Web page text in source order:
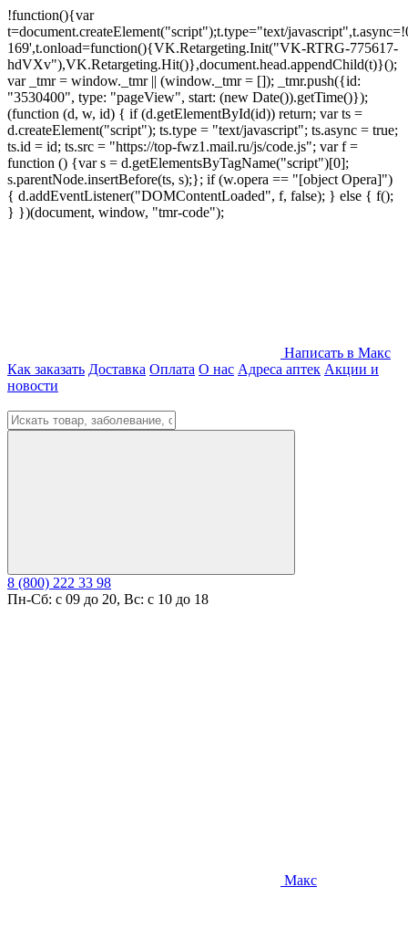
!function(){var
t=document.createElement("script");t.type="text/
169',t.onload=function(){VK.Retargeting.Init("VK-RTRG-775617-
hdVXv"),VK.Retargeting.Hit()},document.head.appendChild(t)}();
var _tmr = window._tmr || (window._tmr = []); _tmr.push({id:
"3530400", type: "pageView", start: (new Date()).getTime()});
(function (d, w, id) { if (d.getElementById(id)) return; var ts =
d.createElement("script"); ts.type = "text/javascript"; ts.async = true;
ts.id = id; ts.src = "https://top-fwz1.mail.ru/js/code.js"; var f =
function () {var s = d.getElementsByTagName("script")[0];
s.parentNode.insertBefore(ts, s);}; if (w.opera == "[object Opera]")
{ d.addEventListener("DOMContentLoaded", f, false); } else { f();
} })(document, window, "tmr-code");
Написать в Макс
Как заказать Доставка Оплата О нас Адреса аптек Акции и
новости
8 (800) 222 33 98
Пн-Сб: с 09 до 20, Вс: с 10 до 18
Макс